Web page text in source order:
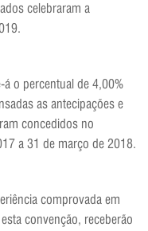
celebraram a
á o percentual de 4,00%
as antecipações e
concedidos no
a 31 de março de 2018.
comprovada em
convenção, receberão